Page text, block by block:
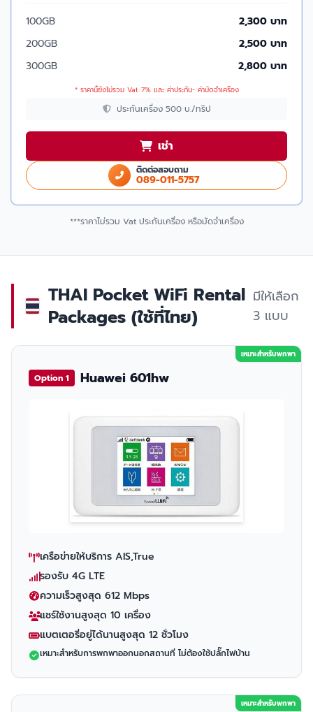
100GB
2,300 บาท
200GB
2,500 บาท
300GB
2,800 บาท
* ราคานี้ยังไม่รวม Vat 7% และ ค่าประกัน- ค่ามัดจำเครื่อง
ประกันเครื่อง 500 บ./ทริป
เช่า
ติดต่อสอบถาม
089-011-5757
***ราคาไม่รวม Vat ประกันเครื่อง หรือมัดจำเครื่อง
THAI Pocket WiFi Rental
Packages (ใช้ที่ไทย)
มีให้เลือก
3 แบบ
เหมาะสำหรับพกพา
Option 1 Huawei 601hw
เครือข่ายให้บริการ AIS,True
รองรับ 4G LTE
ความเร็วสูงสุด 612 Mbps
แชร์ใช้งานสูงสุด 10 เครื่อง
แบตเตอรี่อยู่ได้นานสูงสุด 12 ชั่วโมง
เหมาะสำหรับการพกพาออกนอกสถานที่ ไม่ต้องใช้ปลั๊กไฟบ้าน
เหมาะสำหรับพกพา